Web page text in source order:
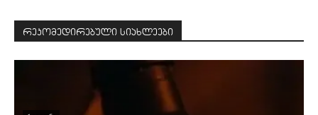
რეკომედირებული სიახლეები